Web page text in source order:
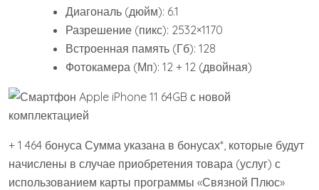
Диагональ (дюйм): 6.1
Разрешение (пикс): 2532×1170
Встроенная память (Гб): 128
Фотокамера (Мп): 12 + 12 (двойная)
+ 1 464 бонуса Сумма указана в бонусах*, которые будут
начислены в случае приобретения товара (услуг) с
использованием карты программы «Связной Плюс»